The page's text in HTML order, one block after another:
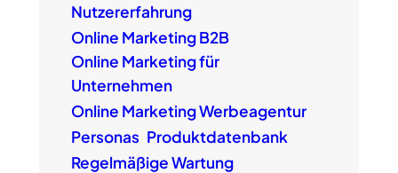
Nutzererfahrung
Online Marketing B2B
Online Marketing für
Unternehmen
Online Marketing Werbeagentur
Personas Produktdatenbank
Regelmäßige Wartung